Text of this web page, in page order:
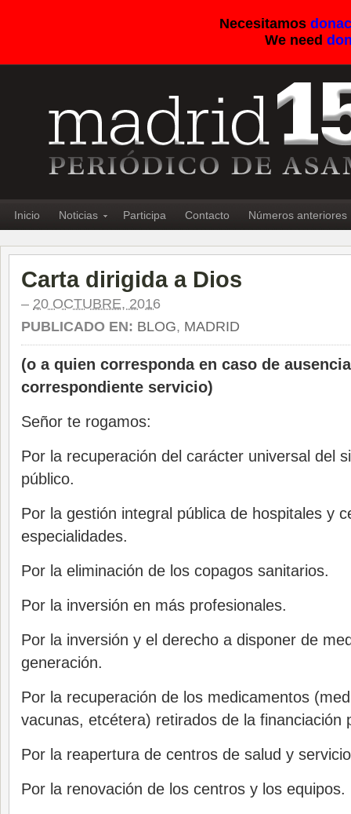
Necesitamos
We need
Inicio Noticias Participa Contacto Números anteriores
Carta dirigida a Dios
– 20 OCTUBRE, 2016
PUBLICADO EN: BLOG, MADRID
(o a quien corresponda en caso de
correspondiente servicio)
Señor te rogamos:
Por la recuperación del carácter universal del
público.
Por la gestión integral pública de hospitales y
especialidades.
Por la eliminación de los copagos sanitarios.
Por la inversión en más profesionales.
Por la inversión y el derecho a disponer de
generación.
Por la recuperación de los medicamentos
vacunas, etcétera) retirados de la financiación
Por la reapertura de centros de salud y
Por la renovación de los centros y los equipos.